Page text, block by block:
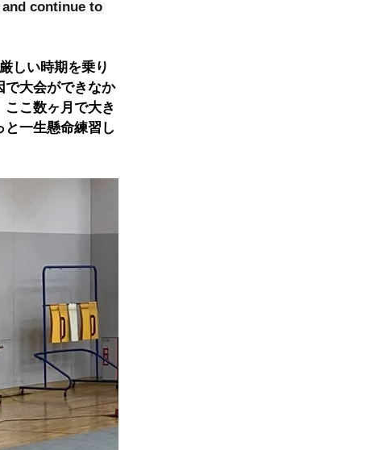
continue to
しい時期を乗り
で大会ができなか
こ数ヶ月で大き
一生懸命練習し